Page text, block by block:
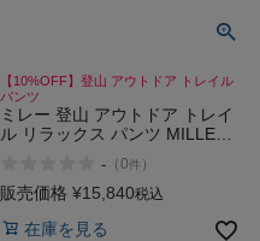
【10%OFF】登山 アウトドア トレイル
パンツ
ミレー 登山 アウトドア トレイ
ル リラックス パンツ MILLET
- （0件 ）
販売価格 ¥15,840税込
在庫を見る